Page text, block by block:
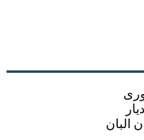
البان